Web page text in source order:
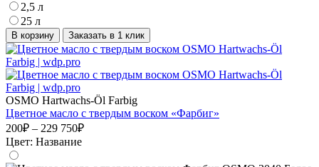
2,5 л
25 л
В корзину Заказать в 1 клик
OSMO Hartwachs-Öl Farbig
Цветное масло с твердым воском «Фарбиг»
200₽ – 229 750₽
Цвет: Название